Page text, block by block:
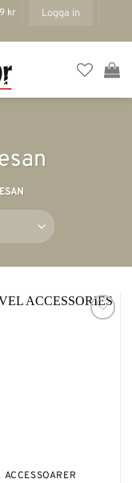
kr Logga in
ACCESSOARER